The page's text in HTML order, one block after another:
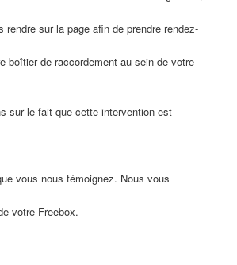
sur la page afin de prendre rendez-
boîtier de raccordement au sein de votre
sur le fait que cette intervention est
vous nous témoignez. Nous vous
votre Freebox.